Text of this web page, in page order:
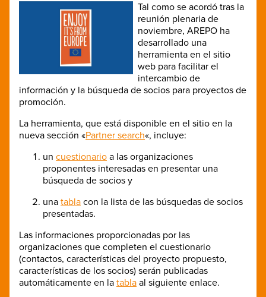
Tal como se acordó tras la
reunión plenaria de
noviembre, AREPO ha
desarrollado una
herramienta en el sitio
web para facilitar el
intercambio de
información y la búsqueda de socios para proyectos de
promoción.
La herramienta, que está disponible en el sitio en la
nueva sección «Partner search«, incluye:
un cuestionario a las organizaciones
proponentes interesadas ​​en presentar una
búsqueda de socios y
una tabla con la lista de las búsquedas de socios
presentadas.
Las informaciones proporcionadas por las
organizaciones que completen el cuestionario
(contactos, características del proyecto propuesto,
características de los socios) serán publicadas
automáticamente en la tabla al siguiente enlace.